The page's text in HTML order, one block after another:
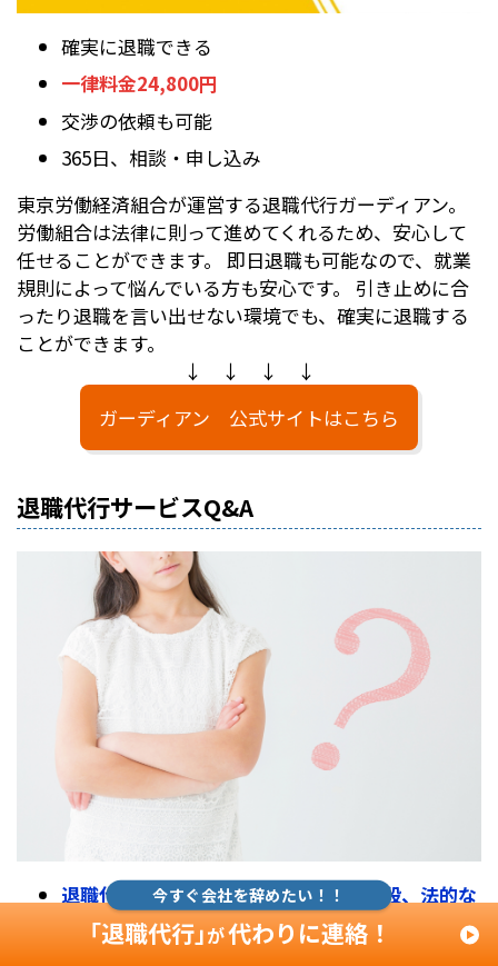
確実に退職できる
一律料金24,800円
交渉の依頼も可能
365日、相談・申し込み
東京労働経済組合が運営する退職代行ガーディアン。
労働組合は法律に則って進めてくれるため、安心して
任せることができます。 即日退職も可能なので、就業
規則によって悩んでいる方も安心です。 引き止めに合
ったり退職を言い出せない環境でも、確実に退職する
ことができます。
↓ ↓ ↓ ↓
ガーディアン 公式サイトはこちら
退職代行サービスQ&A
退職代行サービスの仕組み、流れ、値段、法的な
問題などについて
退職代行サービスって怪しくない？
今すぐ会社を辞めたい！！
「退職代行」が代わりに連絡！